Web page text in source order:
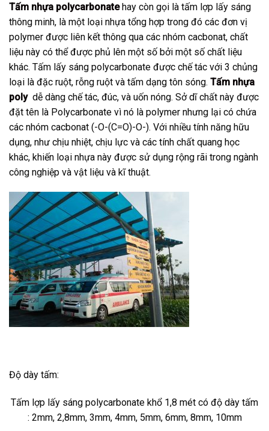
Tấm nhựa polycarbonatehay còn gọi là tấm lợp lấy sáng
thông minh, là một loại nhựa tổng hợp trong đó các đơn vị
polymer được liên kết thông qua các nhóm cacbonat, chất
liệu này có thể được phủ lên một số bởi một số chất liệu
khác. Tấm lấy sáng polycarbonate được chế tác với 3 chủng
loại là đặc ruột, rỗng ruột và tấm dạng tôn sóng. Tấm nhựa
poly dễ dàng chế tác, đúc, và uốn nóng. Sở dĩ chất này được
đặt tên là Polycarbonate vì nó là polymer nhưng lại có chứa
các nhóm cacbonat (-O-(C=O)-O-). Với nhiều tính năng hữu
dụng, như chịu nhiệt, chịu lực và các tính chất quang học
khác, khiến loại nhựa này được sử dụng rộng rãi trong ngành
công nghiệp và vật liệu và kĩ thuật.
Độ dày tấm:
Tấm lợp lấy sáng polycarbonate khổ 1,8 mét có độ dày tấm
: 2mm, 2,8mm, 3mm, 4mm, 5mm, 6mm, 8mm, 10mm